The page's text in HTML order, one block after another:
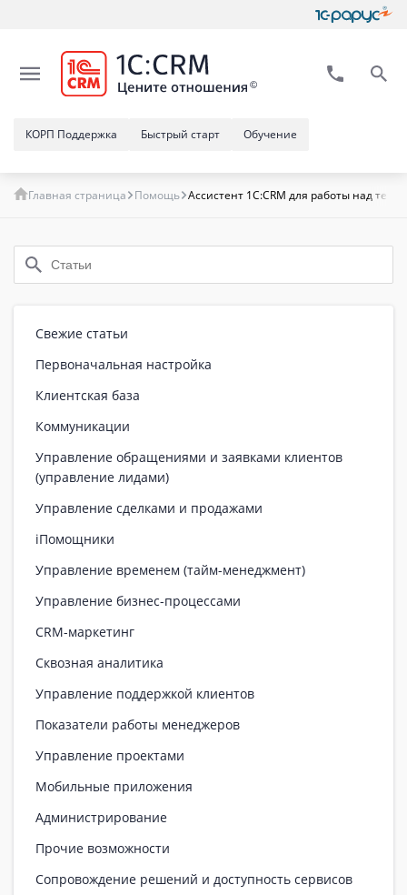
Обучение
Быстрый старт
КОРП Поддержка
Главная страница Помощь Ассистент 1С:CRM для работы над
Свежие статьи
Первоначальная настройка
Клиентская база
Коммуникации
Управление обращениями и заявками клиентов
(управление лидами)
Управление сделками и продажами
iПомощники
Управление временем (тайм-менеджмент)
Управление бизнес-процессами
CRM-маркетинг
Сквозная аналитика
Управление поддержкой клиентов
Показатели работы менеджеров
Управление проектами
Мобильные приложения
Администрирование
Прочие возможности
Сопровождение решений и доступность сервисов